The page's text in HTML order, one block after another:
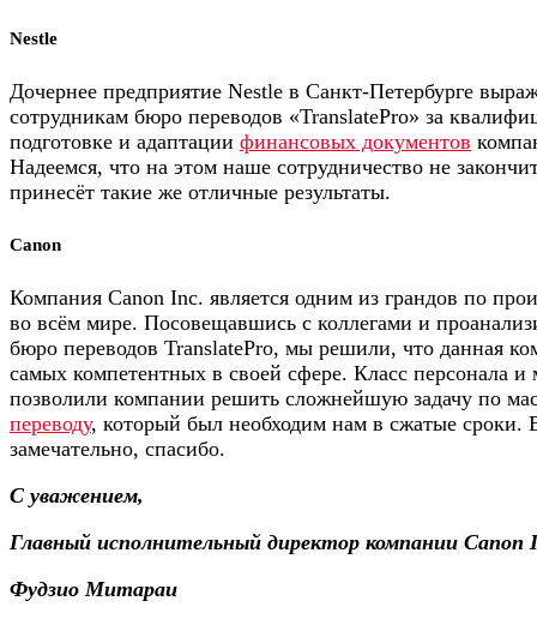
Nestle
Дочернее предприятие Nestle в Санкт-Петербурге
сотрудникам бюро переводов «TranslatePro» за
подготовке и адаптации финансовых документов
Надеемся, что на этом наше сотрудничество не
принесёт такие же отличные результаты.
Canon
Компания Canon Inc. является одним из грандов по
во всём мире. Посовещавшись с коллегами и
бюро переводов TranslatePro, мы решили, что данная
самых компетентных в своей сфере. Класс персонала и
позволили компании решить сложнейшую задачу по
переводу, который был необходим нам в сжатые сроки.
замечательно, спасибо.
С уважением,
Главный исполнительный директор компании Canon
Фудзио Митараи